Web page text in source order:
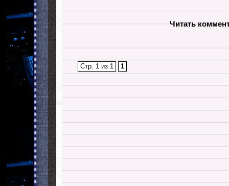
Читать
Стр. 1 из 1 1